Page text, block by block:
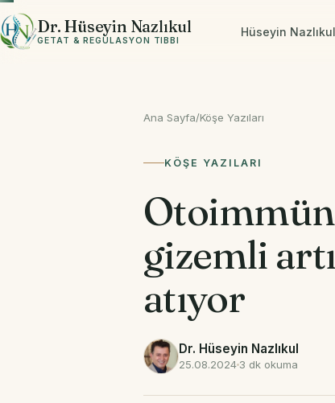
İçeriğe geç
Dr. Hüseyin Nazlıkul
GETAT & REGÜLASYON TIBBI
Hüseyin
Ana Sayfa/Köşe Yazıları
KÖŞE YAZILARI
Otoimmün
gizemli
atıyor
Dr. Hüseyin Nazlıkul
25.08.2024 3 dk okuma